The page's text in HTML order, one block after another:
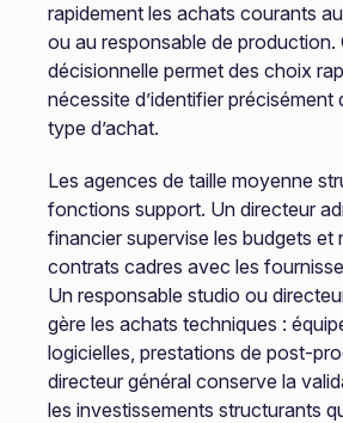
rapidement les achats courants
ou au responsable de production.
décisionnelle permet des choix
nécessite d’identifier précisément
type d’achat.
Les agences de taille moyenne
fonctions support. Un directeur
financier supervise les budgets et
contrats cadres avec les
Un responsable studio ou
gère les achats techniques :
logicielles, prestations de post-
directeur général conserve la
les investissements structurants